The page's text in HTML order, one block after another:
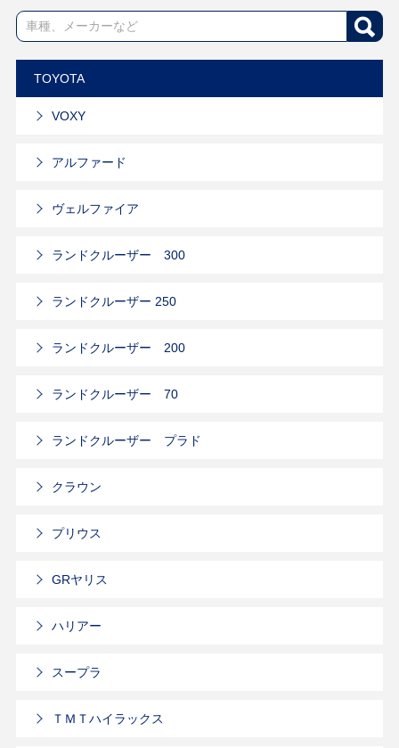
TOYOTA
VOXY
アルファード
ヴェルファイア
ランドクルーザー 300
ランドクルーザー 250
ランドクルーザー 200
ランドクルーザー 70
ランドクルーザー プラド
クラウン
プリウス
GRヤリス
ハリアー
スープラ
ＴＭＴハイラックス